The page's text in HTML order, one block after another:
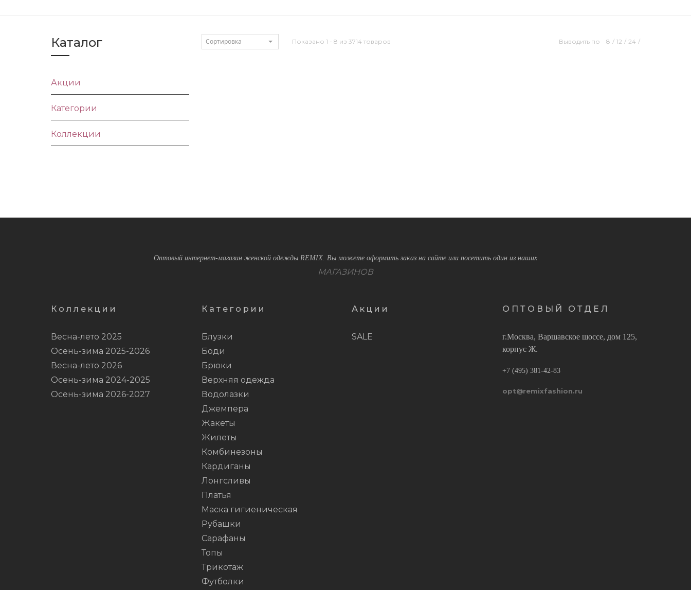
Каталог
Акции
Категории
Коллекции
Сортировка Показано 1 - 8 из 3714 товаров Выводить по 8 / 12 / 24 /
Оптовый интернет-магазин женской одежды REMIX. Вы можете оформить заказ на сайте или посетить один из наших
МАГАЗИНОВ
Коллекции
Весна-лето 2025
Осень-зима 2025-2026
Весна-лето 2026
Осень-зима 2024-2025
Осень-зима 2026-2027
Категории
Блузки
Боди
Брюки
Верхняя одежда
Водолазки
Джемпера
Жакеты
Жилеты
Комбинезоны
Кардиганы
Лонгсливы
Платья
Маска гигиеническая
Рубашки
Сарафаны
Топы
Трикотаж
Футболки
Акции
SALE
ОПТОВЫЙ ОТДЕЛ
г.Москва, Варшавское шоссе, дом 125,
корпус Ж.
+7 (495) 381-42-83
opt@remixfashion.ru